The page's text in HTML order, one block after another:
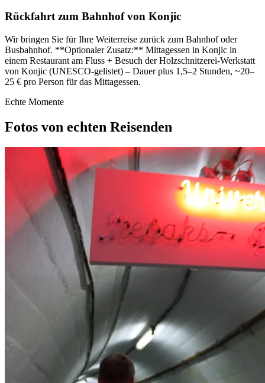
Rückfahrt zum Bahnhof von Konjic
Wir bringen Sie für Ihre Weiterreise zurück zum Bahnhof oder
Busbahnhof. **Optionaler Zusatz:** Mittagessen in Konjic in
einem Restaurant am Fluss + Besuch der Holzschnitzerei-Werkstatt
von Konjic (UNESCO-gelistet) – Dauer plus 1,5–2 Stunden, ~20–
25 € pro Person für das Mittagessen.
Echte Momente
Fotos von echten Reisenden